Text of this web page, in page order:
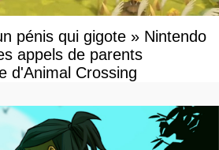
pénis qui gigote » Nintendo
appels de parents
d'Animal Crossing